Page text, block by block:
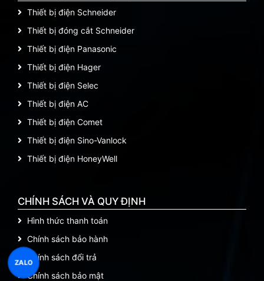
Thiết bị điện Schneider
Thiết bị đóng cắt Schneider
Thiết bị điện Panasonic
Thiết bị điện Hager
Thiết bị điện Selec
Thiết bị điện AC
Thiết bị điện Comet
Thiết bị điện Sino-Vanlock
Thiết bị điện HoneyWell
CHÍNH SÁCH VÀ QUY ĐỊNH
Hình thức thanh toán
Chính sách bảo hành
Chính sách đổi trả
Chính sách bảo mật
ZALO